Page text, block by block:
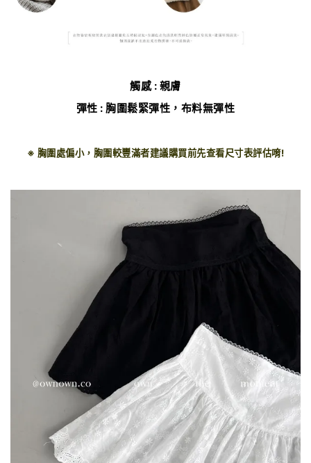
觸感 : 親膚
彈性 : 胸圍鬆緊彈性，布料無彈性
※ 胸圍處偏小，胸圍較豐滿者建議購買前先查看尺寸表評估唷!